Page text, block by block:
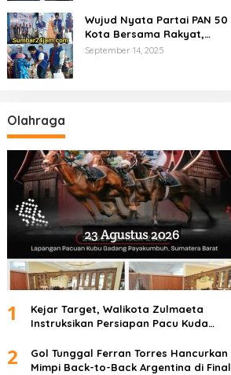
Wujud Nyata Partai PAN 50
Kota Bersama Rakyat,
Marsanova Andesra SH,MH
September 14, 2025
Olahraga
1
Kejar Target, Walikota Zulmaeta
Instruksikan Persiapan Pacu Kuda
2
Gol Tunggal Ferran Torres Hancurkan
Mimpi Back-to-Back Argentina di Final